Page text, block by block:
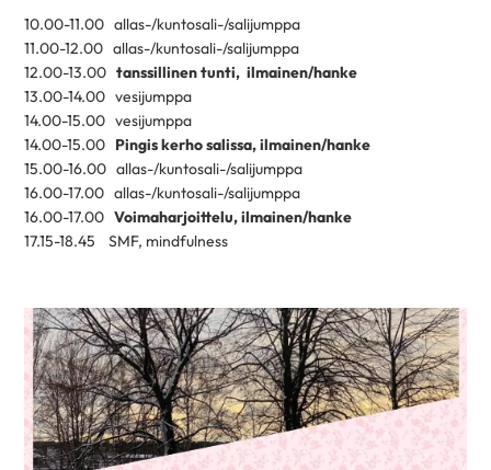
10.00-11.00 allas-/kuntosali-/salijumppa
11.00-12.00 allas-/kuntosali-/salijumppa
12.00-13.00tanssillinen tunti, ilmainen/hanke
13.00-14.00 vesijumppa
14.00-15.00 vesijumppa
14.00-15.00 Pingis kerho salissa, ilmainen/hanke
15.00-16.00 allas-/kuntosali-/salijumppa
16.00-17.00 allas-/kuntosali-/salijumppa
16.00-17.00Voimaharjoittelu, ilmainen/hanke
17.15-18.45 SMF, mindfulness